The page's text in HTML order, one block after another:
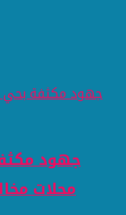
محلات مخالفة ورفع